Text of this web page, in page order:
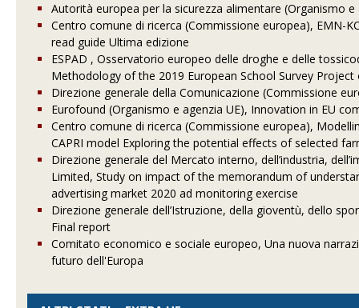
Autorità europea per la sicurezza alimentare (Organismo
Centro comune di ricerca (Commissione europea), EMN-
read guide Ultima edizione
ESPAD , Osservatorio europeo delle droghe e delle
Methodology of the 2019 European School Survey
Direzione generale della Comunicazione (Commissione
Eurofound (Organismo e agenzia UE), Innovation in EU
Centro comune di ricerca (Commissione europea),
CAPRI model Exploring the potential effects of selected
Direzione generale del Mercato interno, dell’industria,
Limited, Study on impact of the memorandum of
advertising market 2020 ad monitoring exercise
Direzione generale dell’Istruzione, della gioventù, dello
Final report
Comitato economico e sociale europeo, Una nuova
futuro dell'Europa